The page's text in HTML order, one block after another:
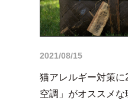
2021/08/15
猫アレルギー対策
空調」がオススメな